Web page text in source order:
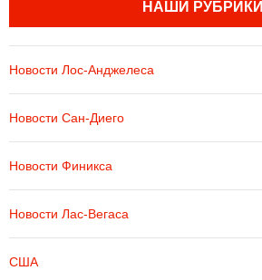
НАШИ РУБРИКИ
Новости Лос-Анджелеса
Новости Сан-Диего
Новости Финикса
Новости Лас-Вегаса
США